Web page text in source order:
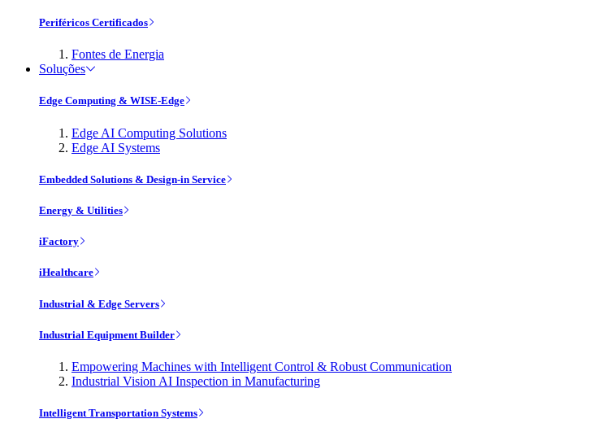
Periféricos Certificados
Fontes de Energia
Soluções
Edge Computing & WISE-Edge
Edge AI Computing Solutions
Edge AI Systems
Embedded Solutions & Design-in Service
Energy & Utilities
iFactory
iHealthcare
Industrial & Edge Servers
Industrial Equipment Builder
Empowering Machines with Intelligent Control & Robust Communication
Industrial Vision AI Inspection in Manufacturing
Intelligent Transportation Systems